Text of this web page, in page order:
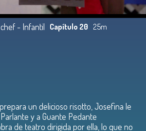
- Infantil Capítulo 20 25m
un delicioso risotto, Josefina le
y a Guante Pedante
de teatro dirigida por ella, lo que no